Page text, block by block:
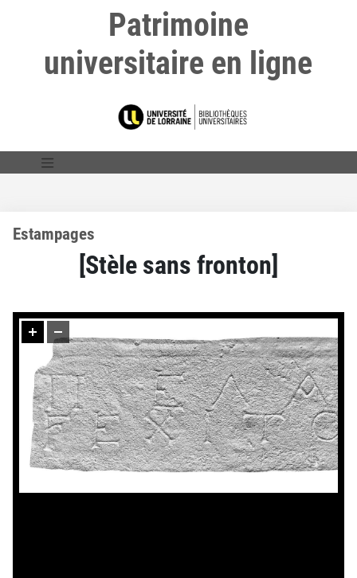
Patrimoine
universitaire en ligne
Estampages
[Stèle sans fronton]